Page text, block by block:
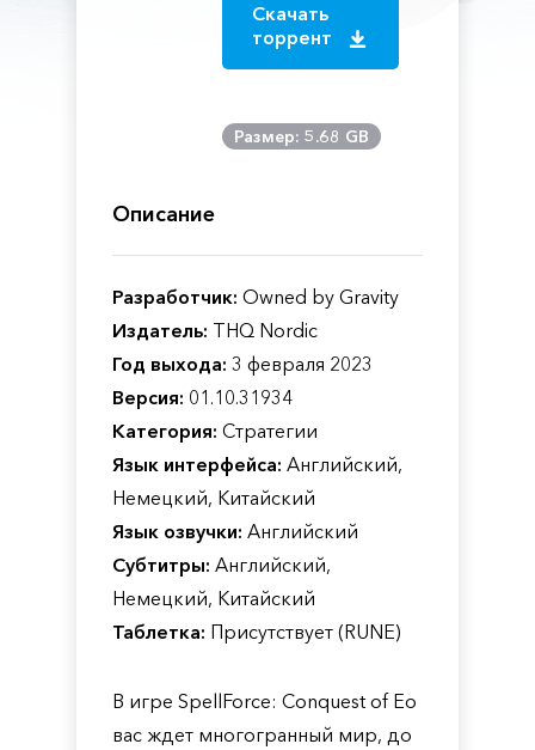
Скачать
торрент
Размер: 5.68 GB
Описание
Разработчик: Owned by Gravity
Издатель: THQ Nordic
Год выхода: 3 февраля 2023
Версия: 01.10.31934
Категория: Стратегии
Язык интерфейса: Английский,
Немецкий, Китайский
Язык озвучки: Английский
Субтитры: Английский,
Немецкий, Китайский
Таблетка: Присутствует (RUNE)
В игре SpellForce: Conquest of Eo
вас ждет многогранный мир, до